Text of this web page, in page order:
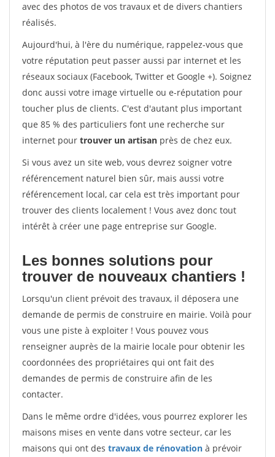
avec des photos de vos travaux et de divers chantiers
réalisés.
Aujourd'hui, à l'ère du numérique, rappelez-vous que
votre réputation peut passer aussi par internet et les
réseaux sociaux (Facebook, Twitter et Google +). Soignez
donc aussi votre image virtuelle ou e-réputation pour
toucher plus de clients. C'est d'autant plus important
que 85 % des particuliers font une recherche sur
internet pour trouver un artisan près de chez eux.
Si vous avez un site web, vous devrez soigner votre
référencement naturel bien sûr, mais aussi votre
référencement local, car cela est très important pour
trouver des clients localement ! Vous avez donc tout
intérêt à créer une page entreprise sur Google.
Les bonnes solutions pour
trouver de nouveaux chantiers !
Lorsqu'un client prévoit des travaux, il déposera une
demande de permis de construire en mairie. Voilà pour
vous une piste à exploiter ! Vous pouvez vous
renseigner auprès de la mairie locale pour obtenir les
coordonnées des propriétaires qui ont fait des
demandes de permis de construire afin de les
contacter.
Dans le même ordre d'idées, vous pourrez explorer les
maisons mises en vente dans votre secteur, car les
maisons qui ont des travaux de rénovation à prévoir